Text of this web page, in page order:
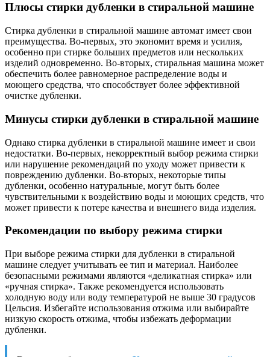
Плюсы стирки дубленки в стиральной машине
Стирка дубленки в стиральной машине автомат имеет свои
преимущества. Во-первых, это экономит время и усилия,
особенно при стирке больших предметов или нескольких
изделий одновременно. Во-вторых, стиральная машина может
обеспечить более равномерное распределение воды и
моющего средства, что способствует более эффективной
очистке дубленки.
Минусы стирки дубленки в стиральной машине
Однако стирка дубленки в стиральной машине имеет и свои
недостатки. Во-первых, некорректный выбор режима стирки
или нарушение рекомендаций по уходу может привести к
повреждению дубленки. Во-вторых, некоторые типы
дубленки, особенно натуральные, могут быть более
чувствительными к воздействию воды и моющих средств, что
может привести к потере качества и внешнего вида изделия.
Рекомендации по выбору режима стирки
При выборе режима стирки для дубленки в стиральной
машине следует учитывать ее тип и материал. Наиболее
безопасными режимами являются «деликатная стирка» или
«ручная стирка». Также рекомендуется использовать
холодную воду или воду температурой не выше 30 градусов
Цельсия. Избегайте использования отжима или выбирайте
низкую скорость отжима, чтобы избежать деформации
дубленки.